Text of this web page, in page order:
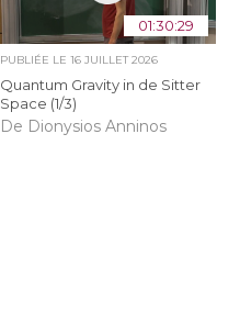
01:30:29
PUBLIÉE LE 16 JUILLET 2026
Quantum Gravity in de Sitter
Space (1/3)
De Dionysios Anninos